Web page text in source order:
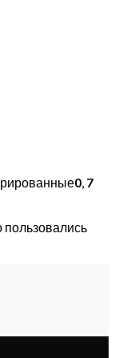
0, 7
пользовались